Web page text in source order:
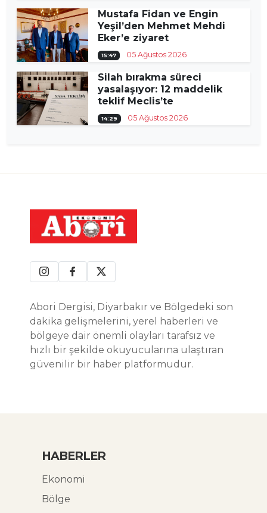
Mustafa Fidan ve Engin
Yeşil’den Mehmet Mehdi
Eker’e ziyaret
15:47 05 Ağustos 2026
Silah bırakma süreci
yasalaşıyor: 12 maddelik
teklif Meclis’te
14:29 05 Ağustos 2026
Abori Dergisi, Diyarbakır ve Bölgedeki son
dakika gelişmelerini, yerel haberleri ve
bölgeye dair önemli olayları tarafsız ve
hızlı bir şekilde okuyucularına ulaştıran
güvenilir bir haber platformudur.
HABERLER
Ekonomi
Bölge